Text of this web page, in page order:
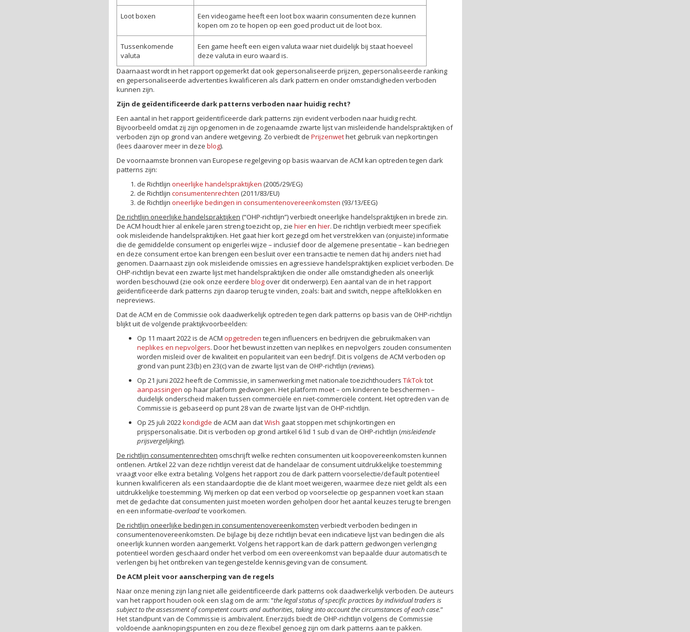
Loot boxen
Een videogame heeft een loot box waarin consumenten deze kunnen
kopen om zo te hopen op een goed product uit de loot box.
Tussenkomende
valuta
Een game heeft een eigen valuta waar niet duidelijk bij staat hoeveel
deze valuta in euro waard is.
Daarnaast wordt in het rapport opgemerkt dat ook gepersonaliseerde prijzen, gepersonaliseerde ranking
en gepersonaliseerde advertenties kwalificeren als dark pattern en onder omstandigheden verboden
kunnen zijn.
Zijn de geïdentificeerde dark patterns verboden naar huidig recht?
Een aantal in het rapport geïdentificeerde dark patterns zijn evident verboden naar huidig recht.
Bijvoorbeeld omdat zij zijn opgenomen in de zogenaamde zwarte lijst van misleidende handelspraktijken of
verboden zijn op grond van andere wetgeving. Zo verbiedt de Prijzenwethet gebruik van nepkortingen
(lees daarover meer in deze blog).
De voornaamste bronnen van Europese regelgeving op basis waarvan de ACM kan optreden tegen dark
patterns zijn:
de Richtlijn oneerlijke handelspraktijken (2005/29/EG)
de Richtlijn consumentenrechten (2011/83/EU)
de Richtlijn oneerlijke bedingen in consumentenovereenkomsten (93/13/EEG)
De richtlijn oneerlijke handelspraktijken (“OHP-richtlijn”) verbiedt oneerlijke handelspraktijken in brede zin.
De ACM houdt hier al enkele jaren streng toezicht op, zie hieren hier. De richtlijn verbiedt meer specifiek
ook misleidende handelspraktijken. Het gaat hier kort gezegd om het verstrekken van (onjuiste) informatie
die de gemiddelde consument op enigerlei wijze – inclusief door de algemene presentatie – kan bedriegen
en deze consument ertoe kan brengen een besluit over een transactie te nemen dat hij anders niet had
genomen. Daarnaast zijn ook misleidende omissies en agressieve handelspraktijken expliciet verboden. De
OHP-richtlijn bevat een zwarte lijst met handelspraktijken die onder alle omstandigheden als oneerlijk
worden beschouwd (zie ook onze eerdere blog over dit onderwerp). Een aantal van de in het rapport
geïdentificeerde dark patterns zijn daarop terug te vinden, zoals: bait and switch, neppe aftelklokken en
nepreviews.
Dat de ACM en de Commissie ook daadwerkelijk optreden tegen dark patterns op basis van de OHP-richtlijn
blijkt uit de volgende praktijkvoorbeelden:
Op 11 maart 2022 is de ACM opgetreden tegen influencers en bedrijven die gebruikmaken van
neplikes en nepvolgers. Door het bewust inzetten van neplikes en nepvolgers zouden consumenten
worden misleid over de kwaliteit en populariteit van een bedrijf. Dit is volgens de ACM verboden op
grond van punt 23(b) en 23(c) van de zwarte lijst van de OHP-richtlijn (reviews).
Op 21 juni 2022 heeft de Commissie, in samenwerking met nationale toezichthouders TikTok tot
aanpassingen op haar platform gedwongen. Het platform moet – om kinderen te beschermen –
duidelijk onderscheid maken tussen commerciële en niet-commerciële content. Het optreden van de
Commissie is gebaseerd op punt 28 van de zwarte lijst van de OHP-richtlijn.
Op 25 juli 2022 kondigde de ACM aan datWish gaat stoppen met schijnkortingen en
prijspersonalisatie. Dit is verboden op grond artikel 6 lid 1 sub d van de OHP-richtlijn (misleidende
prijsvergelijking).
De richtlijn consumentenrechten omschrijft welke rechten consumenten uit koopovereenkomsten kunnen
ontlenen. Artikel 22 van deze richtlijn vereist dat de handelaar de consument uitdrukkelijke toestemming
vraagt voor elke extra betaling. Volgens het rapport zou de dark pattern voorselectie/default potentieel
kunnen kwalificeren als een standaardoptie die de klant moet weigeren, waarmee deze niet geldt als een
uitdrukkelijke toestemming. Wij merken op dat een verbod op voorselectie op gespannen voet kan staan
met de gedachte dat consumenten juist moeten worden geholpen door het aantal keuzes terug te brengen
en een informatie-overloadte voorkomen.
De richtlijn oneerlijke bedingen in consumentenovereenkomsten verbiedt verboden bedingen in
consumentenovereenkomsten. De bijlage bij deze richtlijn bevat een indicatieve lijst van bedingen die als
oneerlijk kunnen worden aangemerkt. Volgens het rapport kan de dark pattern gedwongen verlenging
potentieel worden geschaard onder het verbod om een overeenkomst van bepaalde duur automatisch te
verlengen bij het ontbreken van tegengestelde kennisgeving van de consument.
De ACM pleit voor aanscherping van de regels
Naar onze mening zijn lang niet alle geïdentificeerde dark patterns ook daadwerkelijk verboden. De auteurs
van het rapport houden ook een slag om de arm: “the legal status of specific practices by individual traders is
subject to the assessment of competent courts and authorities, taking into account the circumstances of each case.”
Het standpunt van de Commissie is ambivalent. Enerzijds biedt de OHP-richtlijn volgens de Commissie
voldoende aanknopingspunten en zou deze flexibel genoeg zijn om dark patterns aan te pakken.